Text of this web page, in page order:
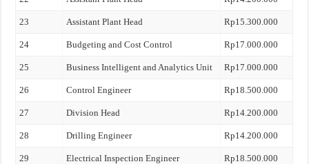
23 Assistant Plant Head Rp15.300.000
24 Budgeting and Cost Control Rp17.000.000
25 Business Intelligent and Analytics Unit Rp17.000.000
26 Control Engineer Rp18.500.000
27 Division Head Rp14.200.000
28 Drilling Engineer Rp14.200.000
29 Electrical Inspection Engineer Rp18.500.000